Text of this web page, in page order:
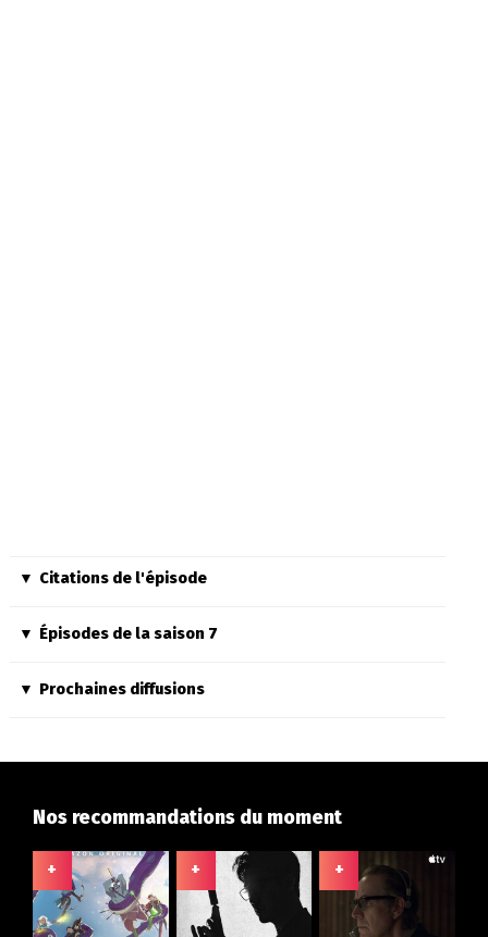
Citations de l'épisode
Épisodes de la saison 7
Prochaines diffusions
Nos recommandations du moment
+ + +